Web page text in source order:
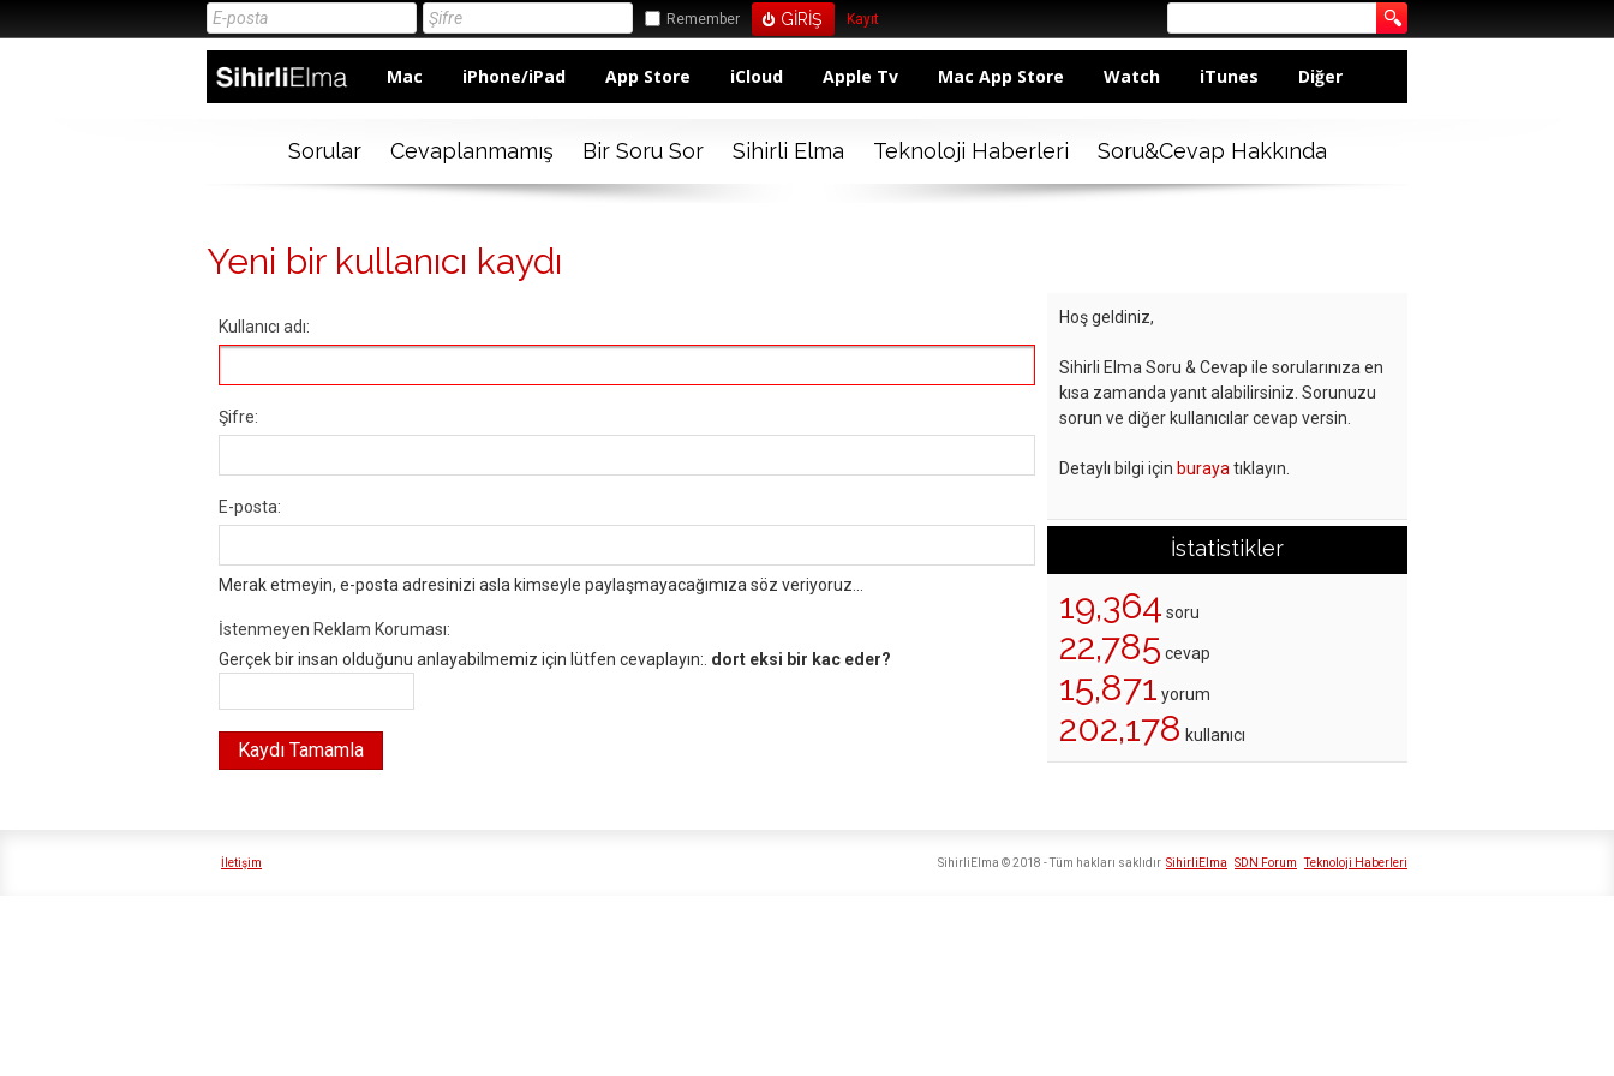
Remember Kayıt
Mac iPhone/iPad App Store iCloud Apple Tv Mac App Store Watch iTunes Diğer
Sorular Cevaplanmamış Bir Soru Sor Sihirli Elma Teknoloji Haberleri Soru&Cevap Hakkında
Yeni bir kullanıcı kaydı
Kullanıcı adı:
Şifre:
E-posta:
Merak etmeyin, e-posta adresinizi asla kimseyle paylaşmayacağımıza söz veriyoruz...
İstenmeyen Reklam Koruması:
Gerçek bir insan olduğunu anlayabilmemiz için lütfen cevaplayın:. dort eksi bir kac eder?
Hoş geldiniz,
Sihirli Elma Soru & Cevap ile sorularınıza en
kısa zamanda yanıt alabilirsiniz. Sorunuzu
sorun ve diğer kullanıcılar cevap versin.
Detaylı bilgi için buraya tıklayın.
İstatistikler
19,364 soru
22,785 cevap
15,871 yorum
202,178 kullanıcı
İletişim SihirliElma SDN Forum Teknoloji Haberleri
SihirliElma © 2018 - Tüm hakları saklıdır